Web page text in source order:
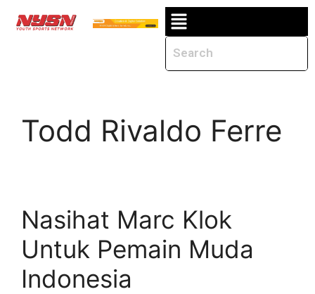
Todd Rivaldo Ferre
Nasihat Marc Klok
Untuk Pemain Muda
Indonesia